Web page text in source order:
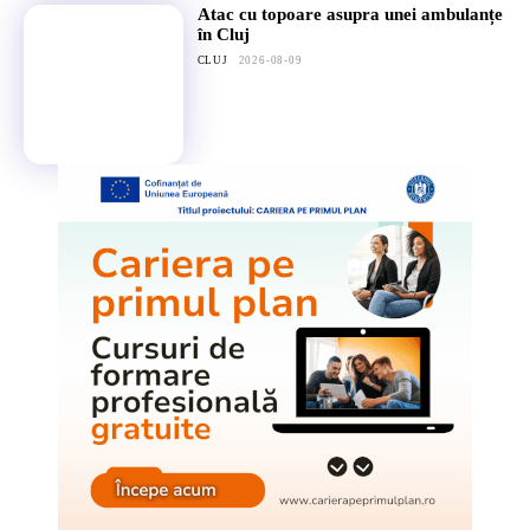
Atac cu topoare asupra unei ambulanțe
în Cluj
CLUJ 2026-08-09